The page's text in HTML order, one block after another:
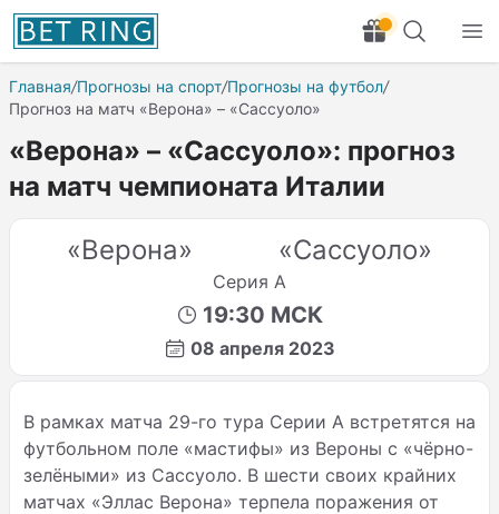
Главная/Прогнозы на спорт/Прогнозы на футбол/
Прогноз на матч «Верона» – «Сассуоло»
«Верона» – «Сассуоло»: прогноз
на матч чемпионата Италии
«Верона»
«Сассуоло»
Серия А
19:30 МСК
08 апреля 2023
В рамках матча 29-го тура Серии A встретятся на
футбольном поле «мастифы» из Вероны с «чёрно-
зелёными» из Сассуоло. В шести своих крайних
матчах «Эллас Верона» терпела поражения от